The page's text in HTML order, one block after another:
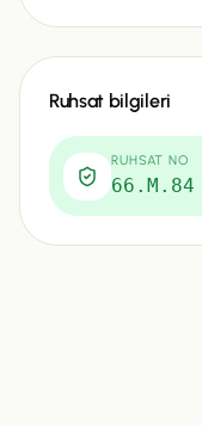
Ruhsat bilgileri
RUHSAT NO
66.M.84